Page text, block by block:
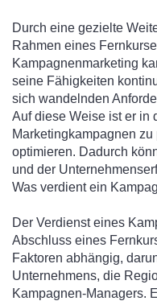
Durch eine gezielte
Rahmen eines
Kampagnenmarketing
seine Fähigkeiten
sich wandelnden
Auf diese Weise ist er in
Marketingkampagnen
optimieren. Dadurch
und der
Was verdient ein
Der Verdienst eines
Abschluss eines
Faktoren abhängig,
Unternehmens, die
Kampagnen-Managers.